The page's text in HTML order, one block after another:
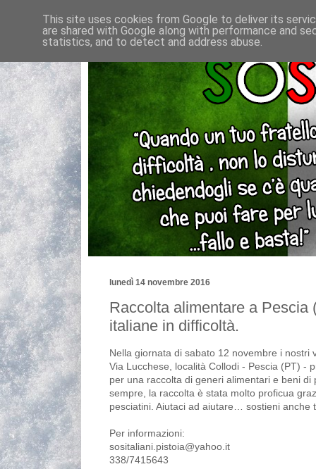
lunedì 14 novembre 2016
Raccolta alimentare a Pescia
italiane in difficoltà.
Nella giornata di sabato 12 novembre i nostri
Via Lucchese, località Collodi - Pescia (PT) -
per una raccolta di generi alimentari e beni di
sempre, la raccolta è stata molto proficua
pesciatini. Aiutaci ad aiutare… sostieni anche
Per informazioni:
sositaliani.pistoia@yahoo.it
338/7415643
This site uses cookies from Google to deliver its
are shared with Google along with performance and
statistics, and to detect and address abuse.